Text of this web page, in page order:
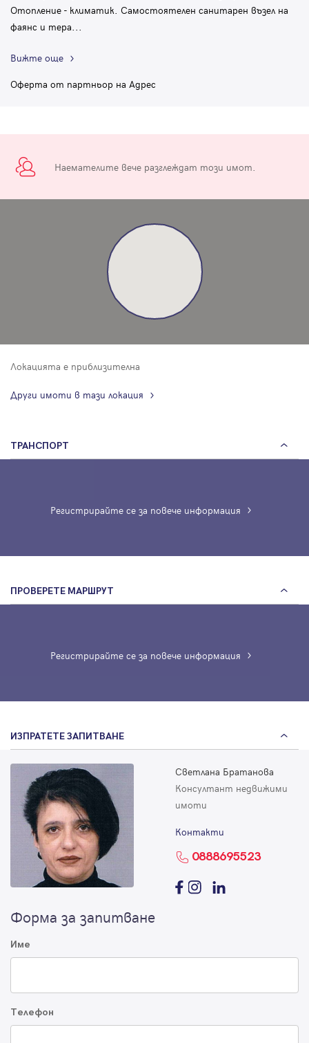
Отопление - климатик. Самостоятелен санитарен възел на
фаянс и тера...
Вижте още
Оферта от партньор на Адрес
Наемателите вече разглеждат този имот.
Локацията е приблизителна
Други имоти в тази локация
ТРАНСПОРТ
Регистрирайте се за повече информация
ПРОВЕРЕТЕ МАРШРУТ
Регистрирайте се за повече информация
ИЗПРАТЕТЕ ЗАПИТВАНЕ
Светлана Братанова
Консултант недвижими
имоти
Контакти
0888695523
Форма за запитване
Име
Телефон